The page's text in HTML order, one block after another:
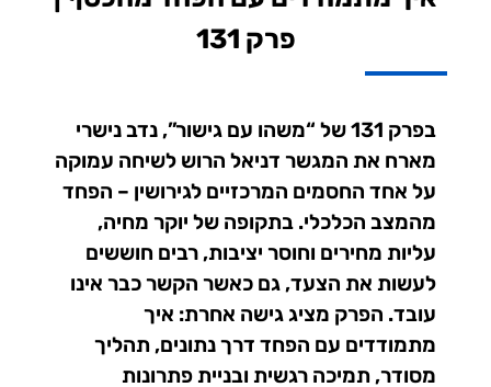
פרק 131
בפרק 131 של “משהו עם גישור”, נדב נישרי
מארח את המגשר דניאל הרוש לשיחה עמוקה
על אחד החסמים המרכזיים לגירושין – הפחד
מהמצב הכלכלי. בתקופה של יוקר מחיה,
עליות מחירים וחוסר יציבות, רבים חוששים
לעשות את הצעד, גם כאשר הקשר כבר אינו
עובד. הפרק מציג גישה אחרת: איך
מתמודדים עם הפחד דרך נתונים, תהליך
מסודר, תמיכה רגשית ובניית פתרונות